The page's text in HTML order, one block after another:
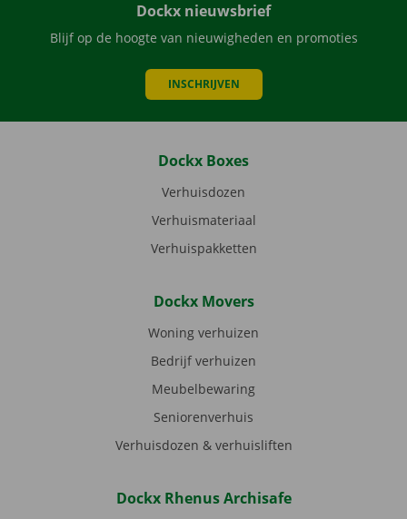
Dockx nieuwsbrief
Blijf op de hoogte van nieuwigheden en promoties
INSCHRIJVEN
Dockx Boxes
Verhuisdozen
Verhuismateriaal
Verhuispakketten
Dockx Movers
Woning verhuizen
Bedrijf verhuizen
Meubelbewaring
Seniorenverhuis
Verhuisdozen & verhuisliften
Dockx Rhenus Archisafe